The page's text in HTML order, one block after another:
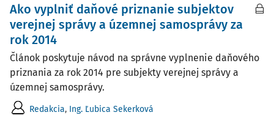
Ako vyplniť daňové priznanie subjektov
verejnej správy a územnej samosprávy za
rok 2014
Článok poskytuje návod na správne vyplnenie daňového
priznania za rok 2014 pre subjekty verejnej správy a
územnej samosprávy.
Redakcia, Ing. Ľubica Sekerková